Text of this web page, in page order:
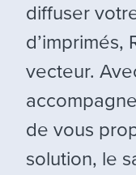
diffuser
d’imprimés,
vecteur.
de vous
solution, le